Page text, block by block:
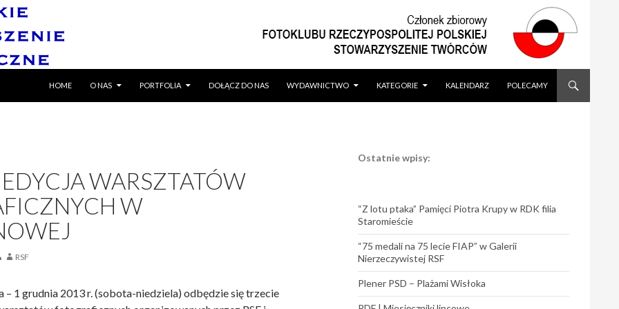
HOME
O NAS PORTFOLIA DOŁĄCZ DO NAS WYDAWNICTWO KATEGORIE KALENDARZ POLECAMY
WARSZTATÓW
W
RSF
– 1 grudnia 2013 r. (sobota-niedziela) odbędzie się trzecie
Ostatnie wpisy:
“Z lotu ptaka” Pamięci Piotra Krupy w RDK filia
Staromieście
“75 medali na 75 lecie FIAP” w Galerii
Nierzeczywistej RSF
Plener PSD – Plażami Wisłoka